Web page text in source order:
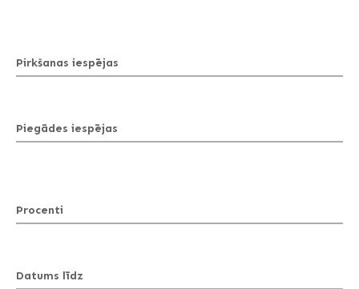
Pirkšanas iespējas
Piegādes iespējas
Procenti
Datums līdz